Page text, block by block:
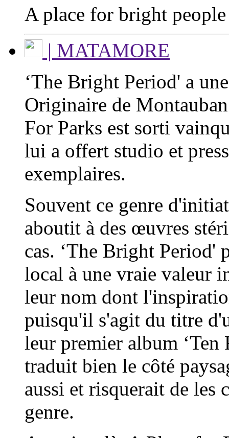
A place for bright
| MATAMORE
‘The Bright Period' a
Originaire de
For Parks est sorti
lui a offert studio et
exemplaires.
Souvent ce genre
aboutit à des œuvres
cas. ‘The Bright Period'
local à une vraie valeur
leur nom dont
puisqu'il s'agit du titre
leur premier album
traduit bien le côté
aussi et risquerait de les
genre.